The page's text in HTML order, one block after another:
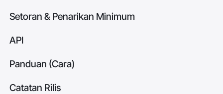
Setoran & Penarikan Minimum
API
Panduan (Cara)
Catatan Rilis